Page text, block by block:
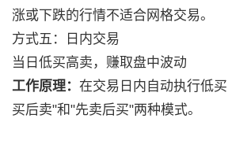
涨或下跌的行情不适合网格交易。
方式五：日内交易
当日低买高卖，赚取盘中波动
工作原理： 在交易日内自动执行低
买后卖"和"先卖后买"两种模式。